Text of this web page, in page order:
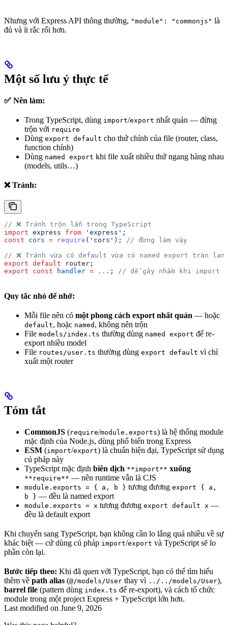
Nhưng với Express API thông thường, "module": "commonjs" là
đủ và ít rắc rối hơn.
Một số lưu ý thực tế
✅ Nên làm:
Trong TypeScript, dùng import/export nhất quán — đừng
trộn với require
Dùng export default cho thứ chính của file (router, class,
function chính)
Dùng named export khi file xuất nhiều thứ ngang hàng nhau
(models, utils…)
❌ Tránh:
// ❌ Tránh trộn lẫn trong TypeScript
import express from 'express' ;
const cors = require ( 'cors' ); // đừng làm vậy
// ❌ Tránh vừa có default vừa có named export tràn lan
export default router ;
export const handler = ... ; // dễ gây nhầm khi import
Quy tắc nhỏ để nhớ:
Mỗi file nên có một phong cách export nhất quán — hoặc
default, hoặc named , không nên trộn
File models/index.ts thường dùng named export để re-
export nhiều model
File routes/user.ts thường dùng export default vì chỉ
xuất một router
Tóm tắt
CommonJS (require/module.exports) là hệ thống module
mặc định của Node.js, dùng phổ biến trong Express
ESM (import/export) là chuẩn hiện đại, TypeScript sử dụng
cú pháp này
TypeScript mặc định biên dịch **import** xuống
**require** — nên runtime vẫn là CJS
module.exports = { a, b } tương đương export { a,
b } — đều là named export
module.exports = x tương đương export default x —
đều là default export
Khi chuyển sang TypeScript, bạn không cần lo lắng quá nhiều về sự
khác biệt — cứ dùng cú pháp import/export và TypeScript sẽ lo
phần còn lại.
Bước tiếp theo: Khi đã quen với TypeScript, bạn có thể tìm hiểu
thêm về path alias (@/models/User thay vì ../../models/User),
barrel file (pattern dùng index.ts để re-export), và cách tổ chức
module trong một project Express + TypeScript lớn hơn.
Last modified on June 9, 2026